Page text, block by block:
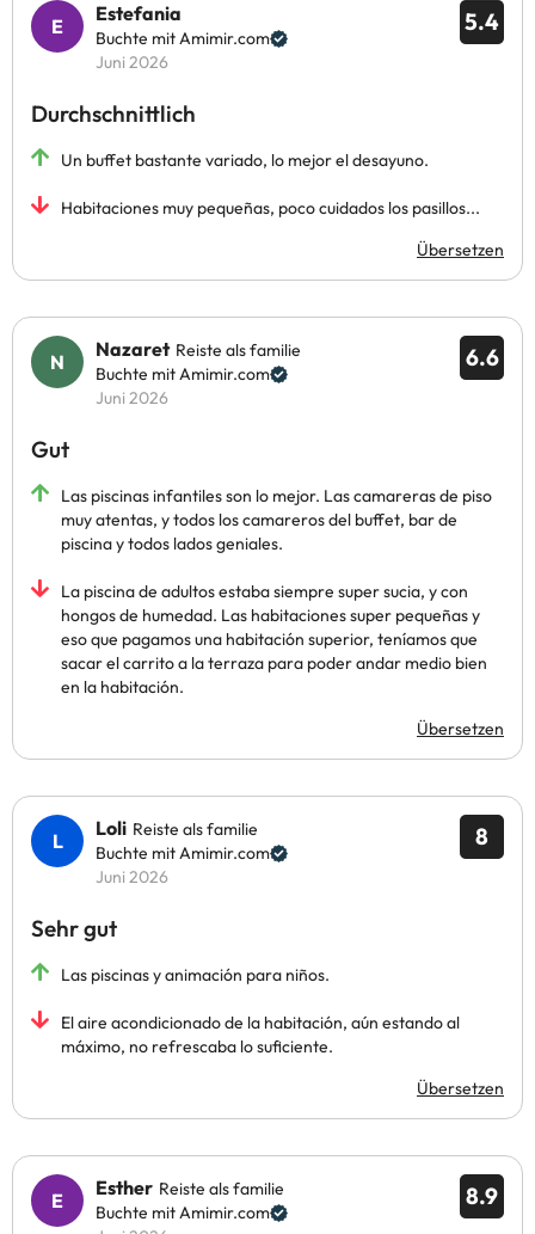
5.4
Estefania
Buchte mit Amimir.com
Juni 2026
Durchschnittlich
Un buffet bastante variado, lo mejor el desayuno.
Habitaciones muy pequeñas, poco cuidados los pasillos...
Übersetzen
6.6
Nazaret Reiste als familie
Buchte mit Amimir.com
Juni 2026
Gut
Las piscinas infantiles son lo mejor. Las camareras de piso
muy atentas, y todos los camareros del buffet, bar de
piscina y todos lados geniales.
La piscina de adultos estaba siempre super sucia, y con
hongos de humedad. Las habitaciones super pequeñas y
eso que pagamos una habitación superior, teníamos que
sacar el carrito a la terraza para poder andar medio bien
en la habitación.
Übersetzen
8
Loli Reiste als familie
Buchte mit Amimir.com
Juni 2026
Sehr gut
Las piscinas y animación para niños.
El aire acondicionado de la habitación, aún estando al
máximo, no refrescaba lo suficiente.
Übersetzen
8.9
Esther Reiste als familie
Buchte mit Amimir.com